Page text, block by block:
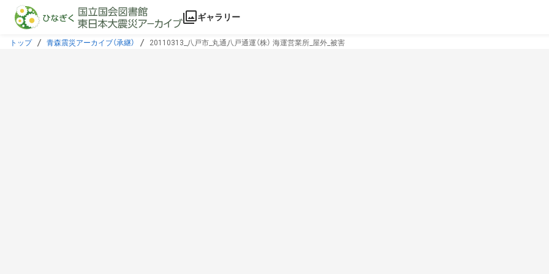
本文に飛ぶ
ギャラリー
トップ 青森震災アーカイブ（承継） 20110313_八戸市_丸通八戸通運（株） 海運営業所_屋外_被害